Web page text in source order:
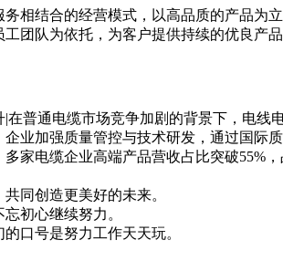
相结合的经营模式，以高品质的产品
团队为依托，为客户提供持续的优良产品
普通电缆市场竞争加剧的背景下，电
业加强质量管控与技术研发，通过国
家电缆企业高端产品营收占比突破55%
同创造更美好的未来。
初心继续努力。
口号是努力工作天天玩。